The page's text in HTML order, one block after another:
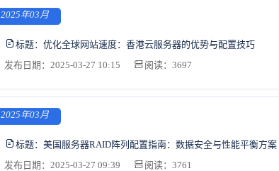
2025年03月
标题： 优化全球网站速度：香港云服务器的优势与配置技巧
发布日期：2025-03-27 10:15
阅读：3697
2025年03月
标题： 美国服务器RAID阵列配置指南：数据安全与性能平衡方案
发布日期：2025-03-27 09:39
阅读：3761